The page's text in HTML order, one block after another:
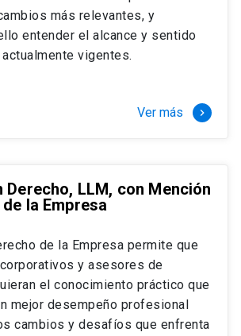
a elección (50 créditos) Primer
cursos a elección (40 créditos)
meses a tiempo completo (20
más relevantes, y
entender el alcance y sentido
vigentes.
Ver más keyboard_arrow_right
Derecho, LLM, con Mención
la Empresa
de la Empresa permite que
y asesores de
el conocimiento práctico que
mejor desempeño profesional
cambios y desafíos que enfrenta